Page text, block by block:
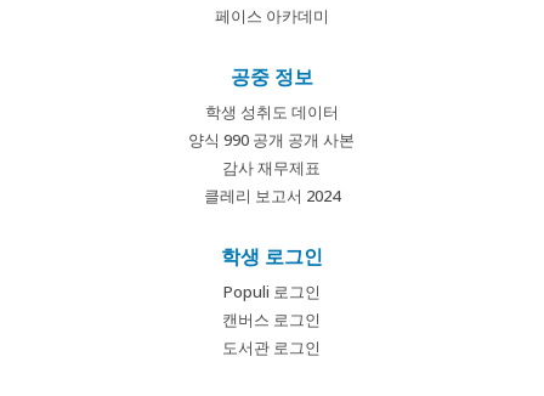
페이스 아카데미
공중 정보
학생 성취도 데이터
양식 990 공개 공개 사본
감사 재무제표
클레리 보고서 2024
학생 로그인
Populi 로그인
캔버스 로그인
도서관 로그인